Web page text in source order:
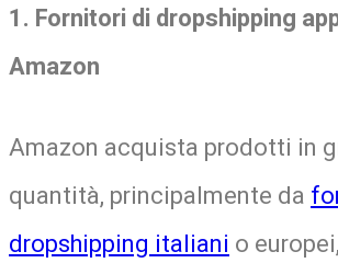
1. Fornitori di dropshipping
Amazon
Amazon acquista prodotti in
quantità, principalmente da
dropshipping italiani o